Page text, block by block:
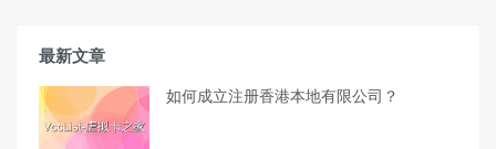
最新文章
如何成立注册香港本地有限公司？